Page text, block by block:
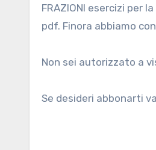
FRAZIONI esercizi per la quarta classe della scuola primaria, stampabili e scaricabili gratuitamente in formato
pdf. Finora abbiamo
Non sei autorizzato a
Se desideri abbonarti